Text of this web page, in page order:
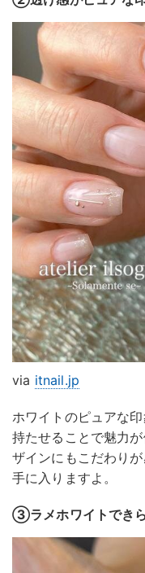
via itnail.jp
ホワイトのピュアな
持たせることで魅力
ザインにもこだわり
手に入りますよ。
③ラメホワイトでき